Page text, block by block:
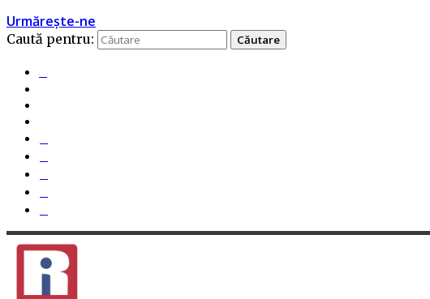
Urmărește-ne
Caută pentru: